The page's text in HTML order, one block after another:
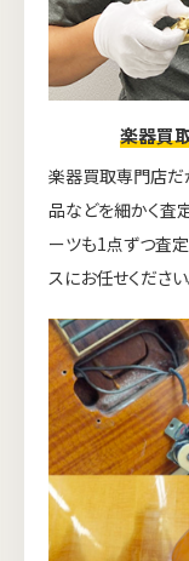
楽器買
楽器買取専門店だ
品などを細かく査
ーツも1点ずつ査定
スにお任せください